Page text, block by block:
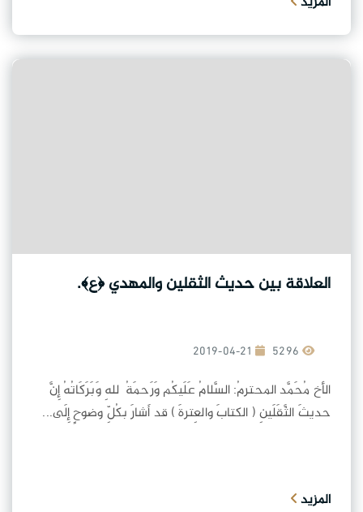
العلاقة بين حديث الثقلين والمهدي ﴿ع﴾.
2019-04-21
الأخ مُحَمَّد المحترمُ: السَّلامُ عَلَيكُم وَرَحمَةُ ٱللهِ وَبَرَكَاتُهُ إِنَّ
حديثَ الثَّقَلَينِ ( الكتابَ والعِترةَ ) قد أَشارَ بكُلِّ وضوحٍ إِلَى...
المزيد